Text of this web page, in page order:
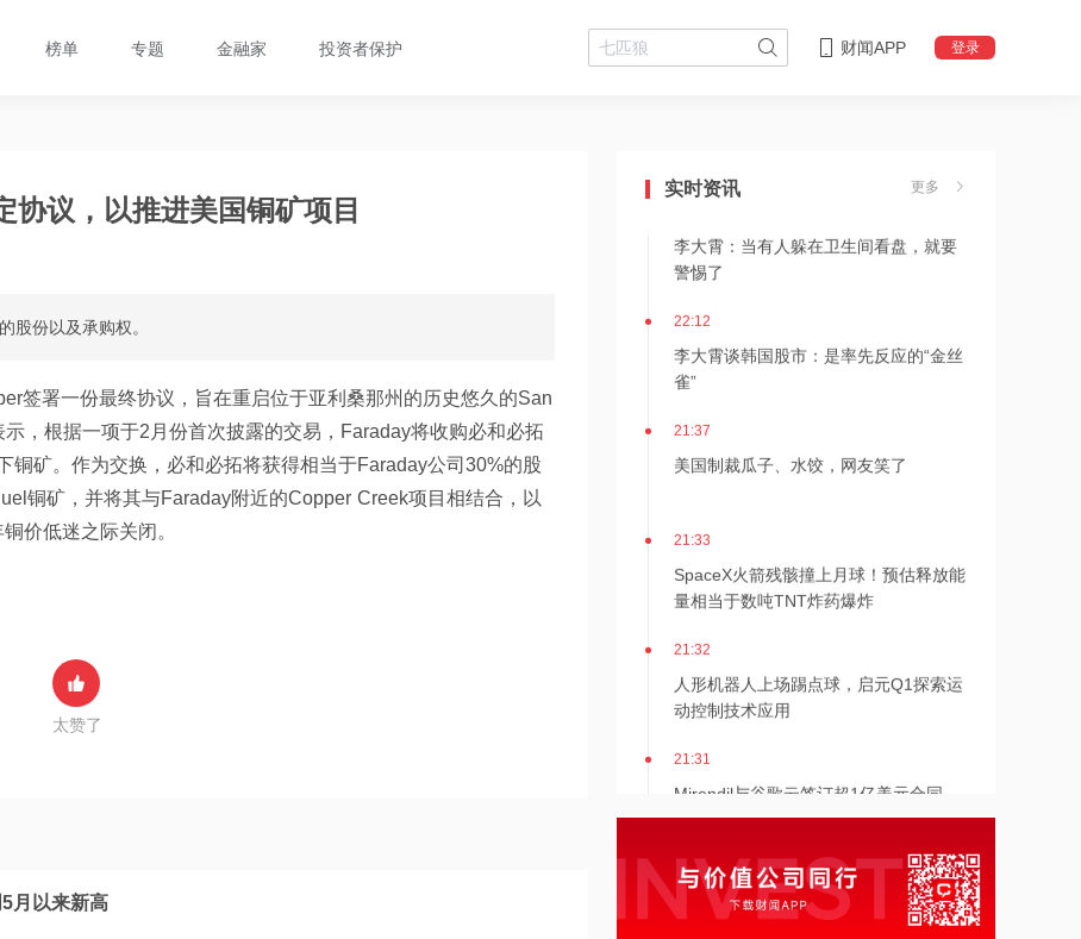
榜单 专题 金融家 投资者保护 财闻APP 登录
议，以推进美国铜矿项目
股份以及承购权。
签署一份最终协议，旨在重启位于亚利桑那州的历史悠久的San
，根据一项于2月份首次披露的交易，Faraday将收购必和必拓
矿。作为交换，必和必拓将获得相当于Faraday公司30%的股
铜矿，并将其与Faraday附近的Copper Creek项目相结合，以
价低迷之际关闭。
太赞了
月以来新高
实时资讯 更多
李大霄：当有人躲在卫生间看盘，就要
警惕了
22:12
李大霄谈韩国股市：是率先反应的“金丝
雀”
21:37
美国制裁瓜子、水饺，网友笑了
21:33
SpaceX火箭残骸撞上月球！预估释放能
量相当于数吨TNT炸药爆炸
21:32
人形机器人上场踢点球，启元Q1探索运
动控制技术应用
21:31
Mirendil与谷歌云签订超1亿美元合同，
21:30
依顿电子：拟与一元航天共同组建印制
电路板产业生态股权投资基金